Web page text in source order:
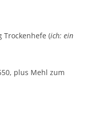
Trockenhefe (ich: ein
plus Mehl zum